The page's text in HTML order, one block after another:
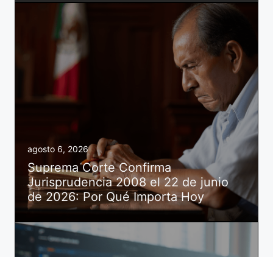
agosto 6, 2026
Suprema Corte Confirma
Jurisprudencia 2008 el 22 de junio
de 2026: Por Qué Importa Hoy